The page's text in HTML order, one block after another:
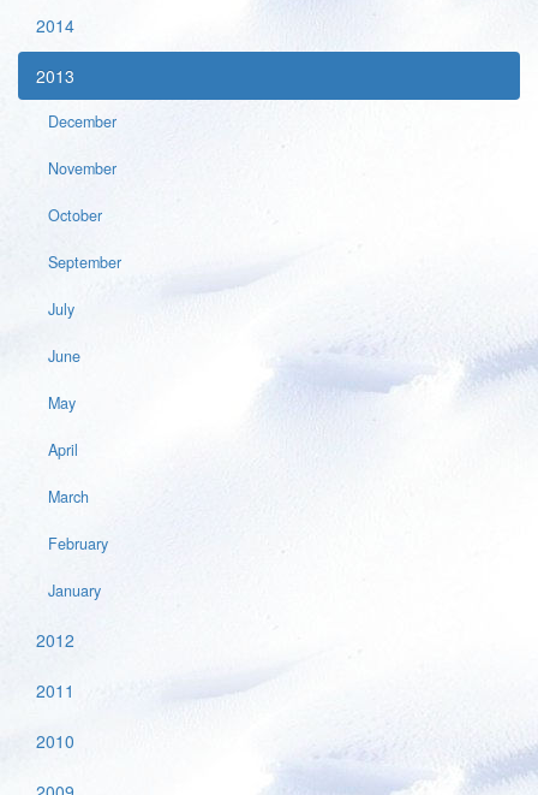
2014
2013
December
November
October
September
July
June
May
April
March
February
January
2012
2011
2010